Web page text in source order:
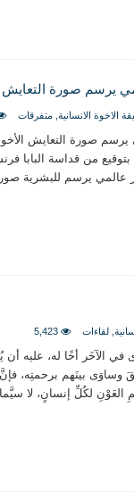
يرسم صورة
الاخوة الانسانية متفرقات
يرسم صورة التعايش
من قداسة البابا
عالمي يرسم للبشرية
,لقاءات 5,423
الآخَر أخًا له، عليه أن
وساوَى بينَهم برحمتِه،
العَوْنِ لكُلِّ إنسانٍ، لا